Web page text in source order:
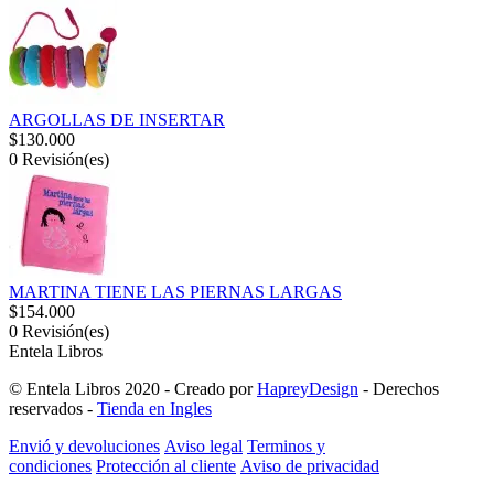
ARGOLLAS DE INSERTAR
$130.000
0 Revisión(es)
MARTINA TIENE LAS PIERNAS LARGAS
$154.000
0 Revisión(es)
Entela Libros
© Entela Libros 2020 - Creado porHapreyDesign - Derechos
reservados - Tienda en Ingles
Envió y devoluciones Aviso legal Terminos y
condiciones Protección al cliente Aviso de privacidad